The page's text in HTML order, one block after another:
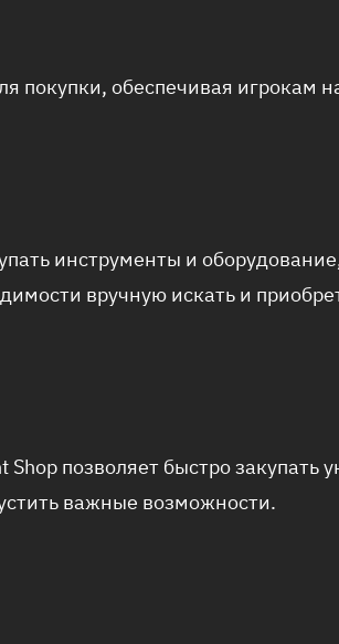
покупки, обеспечивая игрокам
инструменты и
вручную искать и
Shop позволяет быстро
важные возможности.